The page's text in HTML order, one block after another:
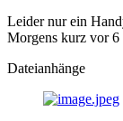
Leider nur ein
Morgens kurz vor
Dateianhänge